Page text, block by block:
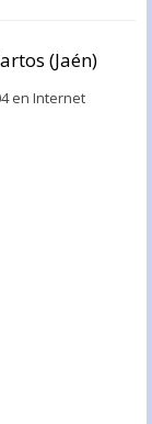
(Jaén)
en Internet